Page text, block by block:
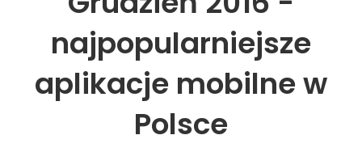
najpopularniejsze
aplikacje mobilne w
Polsce